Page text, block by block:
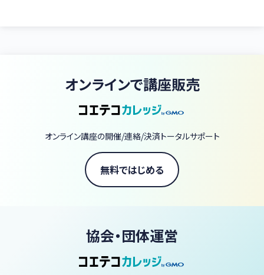
・直近令和時代の試験で上位合格した講師陣！一発合格の方法論を
・チョゼミによる半強制過去問勉強法！調査士試験は正しい範囲を
まずは徹底的に過去問をマスターさせます。
【まいれぼ代表略歴】
中村しんじ（Xアカウント名は中村しんじ（コソ勉）@土地家屋調査
・元東京法務局登記調査官
オンラインで講座販売
オンライン講座の開催/連絡/決済トータルサポート
無料ではじめる
協会・団体運営